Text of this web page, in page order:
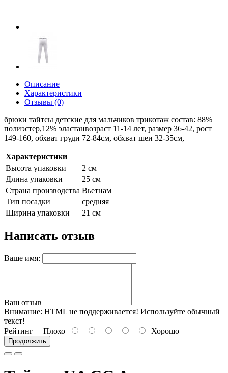
Описание
Характеристики
Отзывы (0)
брюки тайтсы детские для мальчиков трикотаж состав: 88%
полиэстер,12% эластанвозраст 11-14 лет, размер 36-42, рост
149-160, обхват груди 72-84см, обхват шеи 32-35см,
Характеристики
Высота упаковки
2 см
Длина упаковки
25 см
Страна производства Вьетнам
Тип посадки
средняя
Ширина упаковки
21 см
Написать отзыв
Ваше имя:
Ваш отзыв
Внимание: HTML не поддерживается! Используйте обычный
текст!
Рейтинг Плохо Хорошо
Продолжить